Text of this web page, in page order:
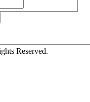
Reserved.